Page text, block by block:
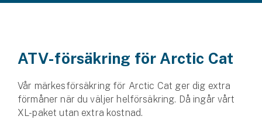
ATV-försäkring för Arctic Cat
Vår märkesförsäkring för Arctic Cat ger dig extra
förmåner när du väljer helförsäkring. Då ingår vårt
XL-paket utan extra kostnad.